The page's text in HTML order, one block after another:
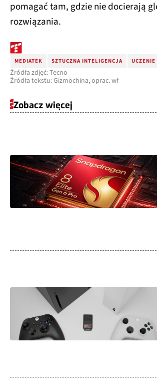
pomagać tam, gdzie nie docierają
rozwiązania.
MEDIATEK SZTUCZNA INTELIGENCJA UCZENIE
Źródła zdjęć: Tecno
Źródła tekstu: Gizmochina, oprac. wł
Zobacz więcej